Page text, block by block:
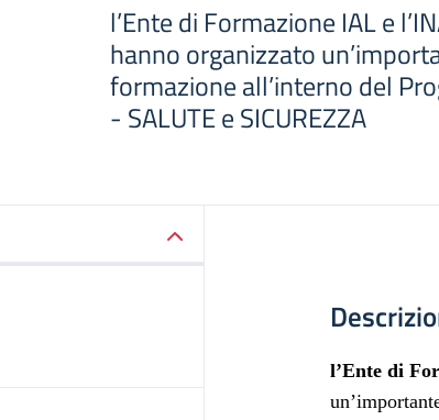
l’Ente di Formazione IAL e
hanno organizzato
formazione all’interno del
- SALUTE e SICUREZZA
l’Ente di